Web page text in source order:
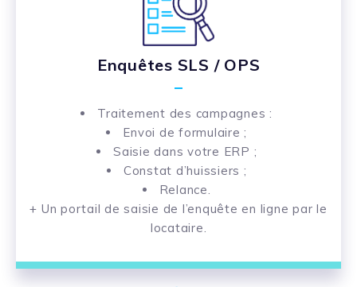
Enquêtes SLS / OPS
Traitement des campagnes :
Envoi de formulaire ;
Saisie dans votre ERP ;
Constat d’huissiers ;
Relance.
+ Un portail de saisie de l’enquête en ligne par le
locataire.